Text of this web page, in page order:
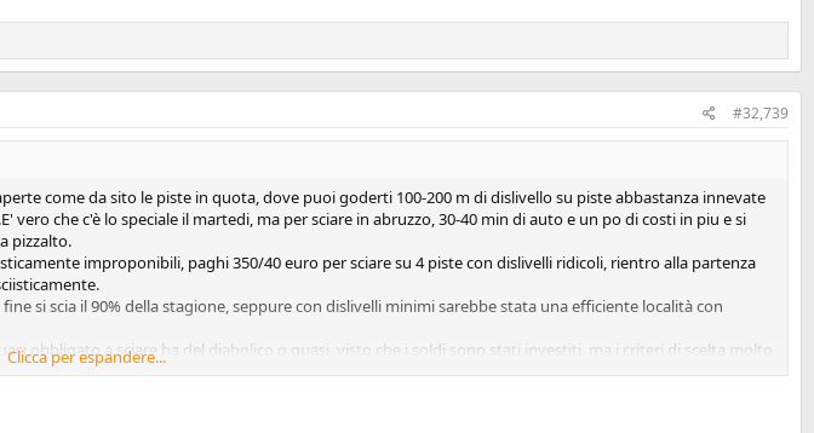
#32,739
come da sito le piste in quota, dove puoi goderti 100-200 m di dislivello su piste abbastanza innevate
che c'è lo speciale il martedi, ma per sciare in abruzzo, 30-40 min di auto e un po di costi in piu e si
pizzalto.
improponibili, paghi 350/40 euro per sciare su 4 piste con dislivelli ridicoli, rientro alla partenza
si scia il 90% della stagione, seppure con dislivelli minimi sarebbe stata una efficiente località con
obbligato a sciare ha del diabolico o quasi, visto che i soldi sono stati investiti, ma i criteri di scelta molto
centro occidentali assai piu sfigati per innevamento naturale, non so quanto colpevolmente su quello
Clicca per espandere...